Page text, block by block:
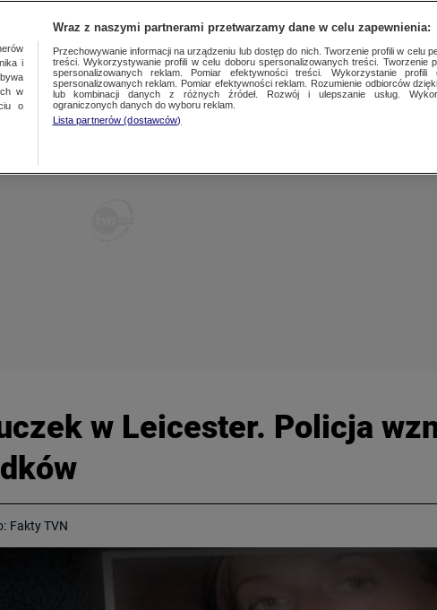
PO FAKTACH FAKTY O ŚWIECIE
w Leicester. Policja
Fakty TVN
i
w
o
Wraz z naszymi partnerami przetwarzamy dane w celu zapewnienia:
Przechowywanie informacji na urządzeniu lub dostęp do nich. Tworzenie profili w celu
treści. Wykorzystywanie profili w celu doboru spersonalizowanych treści. Tworzenie
spersonalizowanych reklam. Pomiar efektywności treści. Wykorzystanie profili
spersonalizowanych reklam. Pomiar efektywności reklam. Rozumienie odbiorców
lub kombinacji danych z różnych źródeł. Rozwój i ulepszanie usług.
ograniczonych danych do wyboru reklam.
Lista partnerów (dostawców)